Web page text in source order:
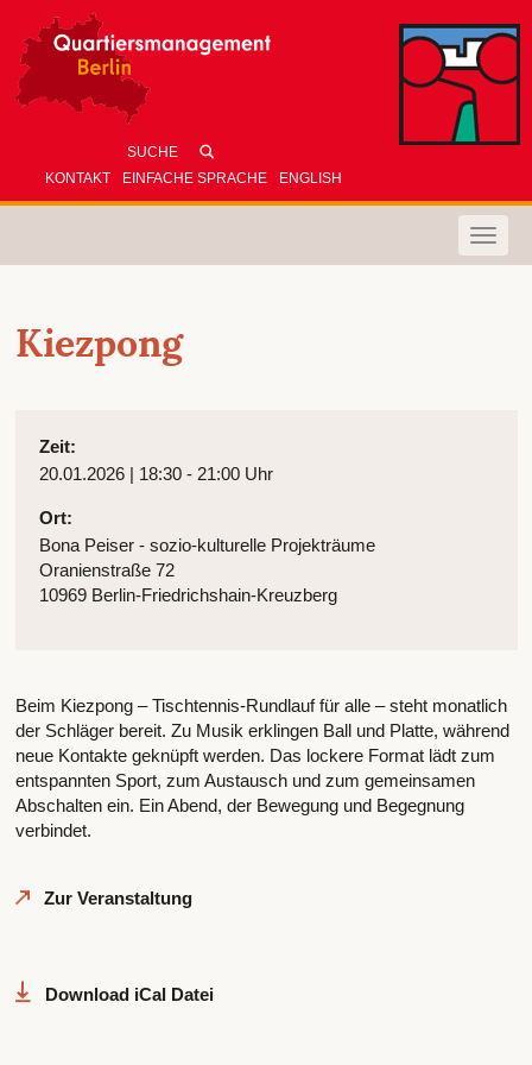
KONTAKT EINFACHE SPRACHE ENGLISH
Toggle
Kiezpong
Zeit:
20.01.2026 | 18:30 - 21:00 Uhr
Ort:
Bona Peiser - sozio-kulturelle Projekträume
Oranienstraße 72
10969 Berlin-Friedrichshain-Kreuzberg
Beim Kiezpong – Tischtennis-Rundlauf für alle – steht monatlich
der Schläger bereit. Zu Musik erklingen Ball und Platte, während
neue Kontakte geknüpft werden. Das lockere Format lädt zum
entspannten Sport, zum Austausch und zum gemeinsamen
Abschalten ein. Ein Abend, der Bewegung und Begegnung
verbindet.
Zur Veranstaltung
Download iCal Datei